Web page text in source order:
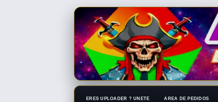
ERES UPLOADER ? UNETE AREA DE PEDIDOS